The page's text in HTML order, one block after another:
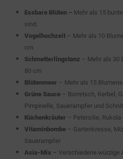
Essbare Blüten – Mehr als 15
sind.
Vogelhochzeit – Mehr als 10
cm
Schmetterlingstanz – Mehr als 30
80 cm
Blütenmeer – Mehr als 15
Grüne Sauce – Borretsch, Kerbel,
Pimpinelle, Sauerampfer und
Küchenkräuter – Petersilie,
Vitaminbombe – Gartenkresse,
Sauerampfer
Asia-Mix – Verschiedene würzige